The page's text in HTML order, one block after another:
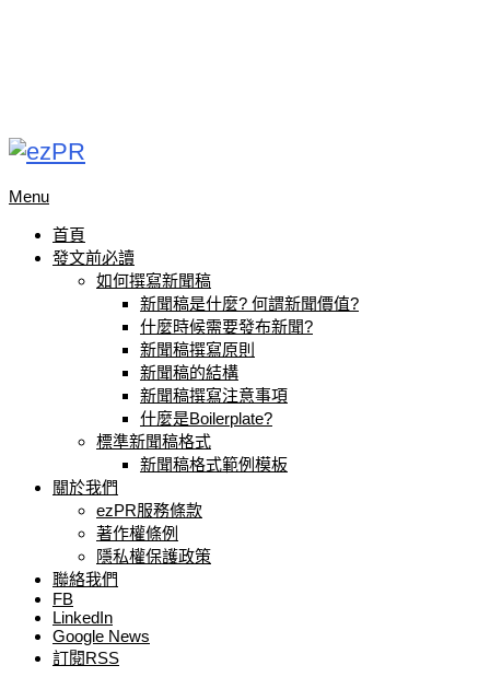
Menu
首頁
發文前必讀
如何撰寫新聞稿
新聞稿是什麼? 何謂新聞價值?
什麼時候需要發布新聞?
新聞稿撰寫原則
新聞稿的結構
新聞稿撰寫注意事項
什麼是Boilerplate?
標準新聞稿格式
新聞稿格式範例模板
關於我們
ezPR服務條款
著作權條例
隱私權保護政策
聯絡我們
FB
LinkedIn
Google News
訂閱RSS